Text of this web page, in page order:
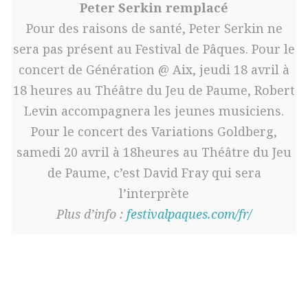
Peter Serkin remplacé
Pour des raisons de santé, Peter Serkin ne
sera pas présent au Festival de Pâques. Pour le
concert de Génération @ Aix, jeudi 18 avril à
18 heures au Théâtre du Jeu de Paume, Robert
Levin accompagnera les jeunes musiciens.
Pour le concert des Variations Goldberg,
samedi 20 avril à 18heures au Théâtre du Jeu
de Paume, c’est David Fray qui sera
l’interprète
Plus d’info : festivalpaques.com/fr/